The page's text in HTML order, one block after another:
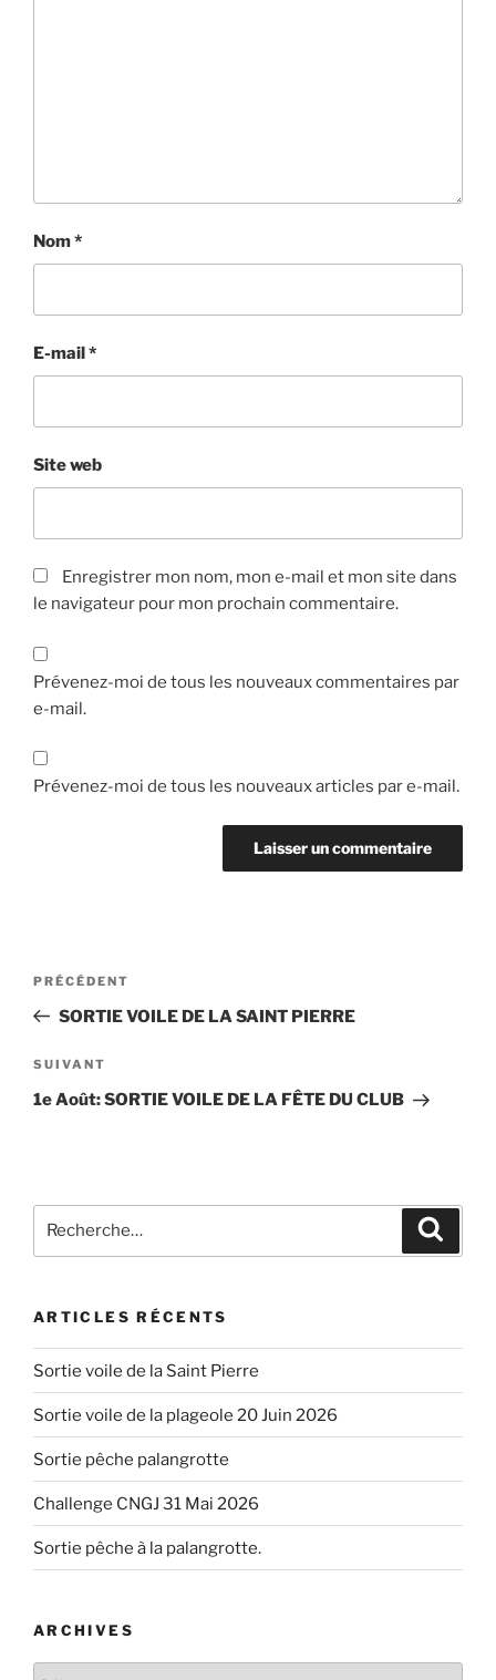
Nom*
E-mail*
Site web
Enregistrer mon nom, mon e-mail et mon site dans
le navigateur pour mon prochain commentaire.
Prévenez-moi de tous les nouveaux commentaires par
e-mail.
Prévenez-moi de tous les nouveaux articles par e-mail.
Navigation
l’article
Article
précédent
PRÉCÉDENT
SORTIE VOILE DE LA SAINT PIERRE
Article
suivant
SUIVANT
1e Août: SORTIE VOILE DE LA FÊTE DU CLUB
pour
ARTICLES RÉCENTS
Sortie voile de la Saint Pierre
Sortie voile de la plageole 20 Juin 2026
Sortie pêche palangrotte
Challenge CNGJ 31 Mai 2026
Sortie pêche à la palangrotte.
ARCHIVES
Archives